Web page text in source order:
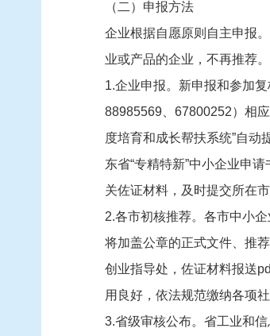
（二）申报方法
企业根据自愿原则自主申报
业或产品的企业，不再推荐。
1.企业申报。新申报和参加
88985569、67800252）相
度培育和成长帮扶系统”自
东省“专精特新”中小企业申
关佐证材料，及时提交所在
2.各市初核推荐。各市中小
将加盖公章的正式文件、推
创业指导处，佐证材料报送
用良好，依法规范缴纳各项
3.省级审核公布。省工业和